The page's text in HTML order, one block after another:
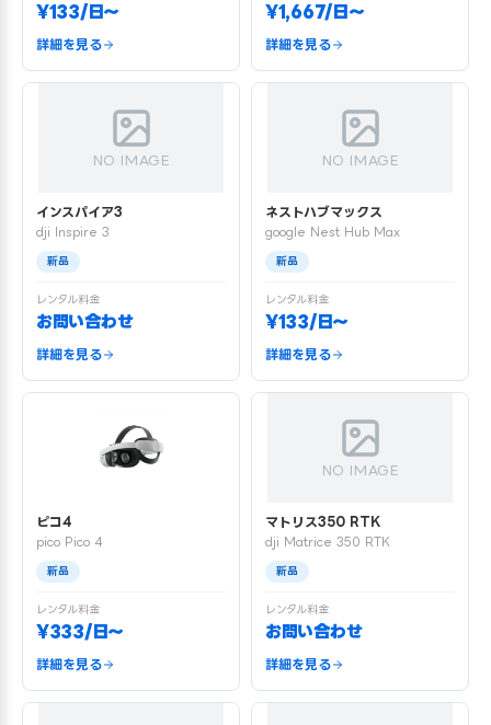
¥133/日〜
詳細を見る
¥1,667/日〜
詳細を見る
NO IMAGE
インスパイア3
dji Inspire 3
新品
レンタル料金
お問い合わせ
詳細を見る
NO IMAGE
ネストハブマックス
google Nest Hub Max
新品
レンタル料金
¥133/日〜
詳細を見る
ピコ4
pico Pico 4
新品
レンタル料金
¥333/日〜
詳細を見る
NO IMAGE
マトリス350 RTK
dji Matrice 350 RTK
新品
レンタル料金
お問い合わせ
詳細を見る